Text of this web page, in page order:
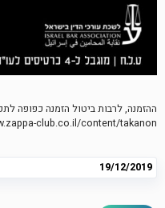
ההזמנה, לרבות ביטול הזמנה כפופה
club.co.il/content/takanon/
19/12/2019